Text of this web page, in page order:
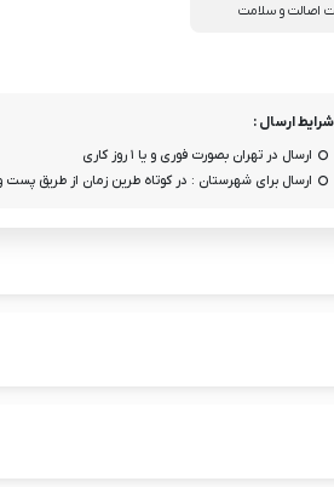
اصالت و سلامت
شرایط ارسال :
ارسال در تهران بصورت فوری و یا ۱ روز کاری
ارسال برای شهرستان : در کوتاه طرین زمان از طریق پست